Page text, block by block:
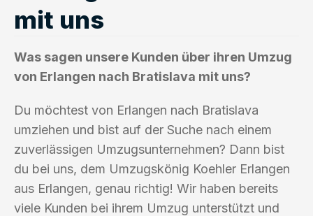
mit uns
Was sagen unsere Kunden über ihren Umzug
von Erlangen nach Bratislava mit uns?
Du möchtest von Erlangen nach Bratislava
umziehen und bist auf der Suche nach einem
zuverlässigen Umzugsunternehmen? Dann bist
du bei uns, dem Umzugskönig Koehler Erlangen
aus Erlangen, genau richtig! Wir haben bereits
viele Kunden bei ihrem Umzug unterstützt und